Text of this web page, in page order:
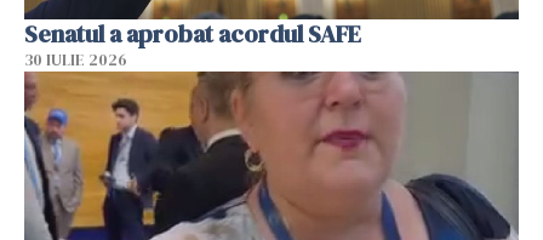
Senatul a aprobat acordul SAFE
30 IULIE 2026